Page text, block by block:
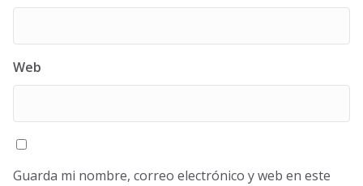
Web
Guarda mi nombre, correo electrónico y web en este